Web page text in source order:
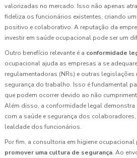
valorizadas no mercado. Isso não apenas
fideliza os funcionários existentes, criando
positivo e colaborativo. A reputação da
investir em saúde ocupacional pode ser um
Outro benefício relevante é a conformidade
ocupacional ajuda as empresas a se
regulamentadoras (NRs) e outras legislações
segurança do trabalho. Isso é fundamental
que podem ocorrer devido ao não
Além disso, a conformidade legal
com a saúde e segurança dos
lealdade dos funcionários.
Por fim, a consultoria em higiene
promover uma cultura de segurança. Ao